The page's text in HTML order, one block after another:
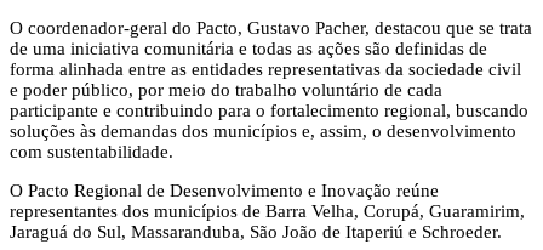
O coordenador-geral do Pacto, Gustavo Pacher, destacou que se trata
de uma iniciativa comunitária e todas as ações são definidas de
forma alinhada entre as entidades representativas da sociedade civil
e poder público, por meio do trabalho voluntário de cada
participante e contribuindo para o fortalecimento regional, buscando
soluções às demandas dos municípios e, assim, o desenvolvimento
com sustentabilidade.
O Pacto Regional de Desenvolvimento e Inovação reúne
representantes dos municípios de Barra Velha, Corupá, Guaramirim,
Jaraguá do Sul, Massaranduba, São João de Itaperiú e Schroeder.